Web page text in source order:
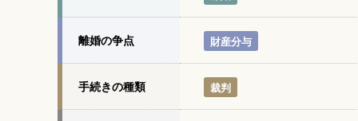
離婚の争点 財産分与
手続きの種類 裁判